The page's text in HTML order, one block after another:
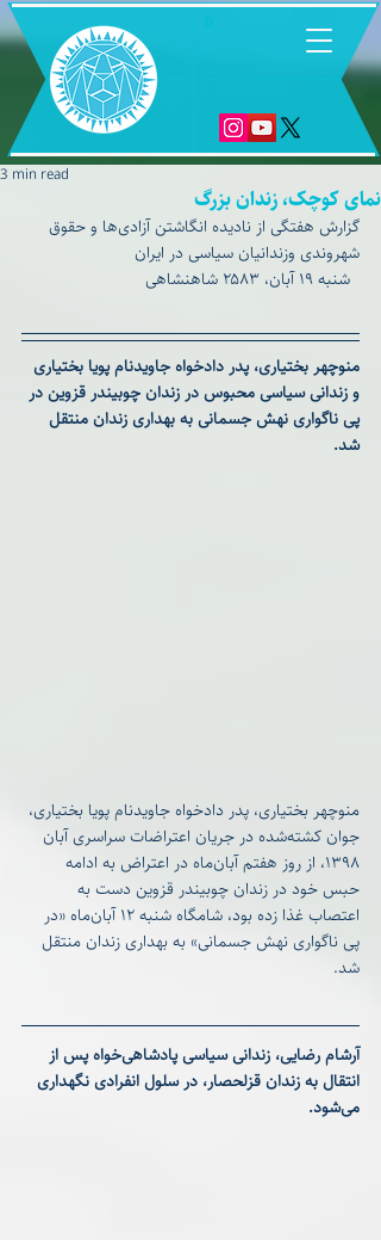
نمای کوچک، زندان بزرگ
3 min read
گزارش هفتگی از نادیده‌ انگاشتن آزادی‌ها و حقوق
شهروندی وزندانیان سیاسی در ایران
منوچهر بختیاری، پدر دادخواه جاویدنام پویا بختیاری
و زندانی سیاسی محبوس در زندان چوبیندر قزوین در
پی ناگواری نهش جسمانی به بهداری زندان منتقل
شد.
منوچهر بختیاری⁩، پدر دادخواه جاویدنام پویا بختیاری،
جوان کشته‌شده در جریان اعتراضات سراسری آبان
۱۳۹۸، از روز هفتم آبان‌ماه در اعتراض به ادامه
حبس خود در زندان چوبیندر قزوین دست به
اعتصاب غذا زده بود، شامگاه شنبه ۱۲ آبان‌ماه «در
پی ناگواری نهش جسمانی» به بهداری زندان منتقل
شد.
آرشام رضایی، زندانی سیاسی پادشاهی‌خواه پس از
انتقال به زندان قزلحصار، در سلول انفرادی نگهداری
می‌شود.